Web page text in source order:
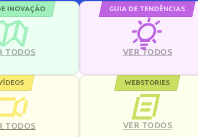
INOVAÇÃO
TODOS
GUIA DE TENDÊNCIAS
VER TODOS
TODOS
WEBSTORIES
VER TODOS